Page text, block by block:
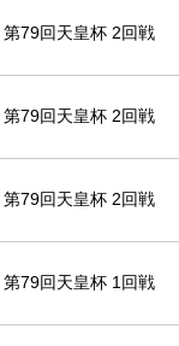
第79回天皇杯 2回戦
第79回天皇杯 2回戦
第79回天皇杯 2回戦
第79回天皇杯 1回戦